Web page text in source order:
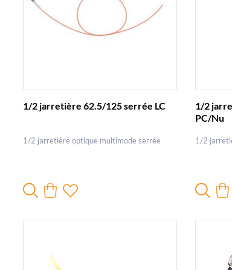
1/2 jarretière 62.5/125 serrée LC
1/2 jarretière optique multimode serrée
1/2
PC/Nu
1/2